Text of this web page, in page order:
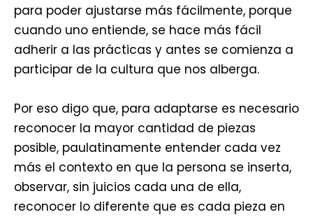
para poder ajustarse más fácilmente, porque
cuando uno entiende, se hace más fácil
adherir a las prácticas y antes se comienza a
participar de la cultura que nos alberga.
Por eso digo que, para adaptarse es necesario
reconocer la mayor cantidad de piezas
posible, paulatinamente entender cada vez
más el contexto en que la persona se inserta,
observar, sin juicios cada una de ella,
reconocer lo diferente que es cada pieza en